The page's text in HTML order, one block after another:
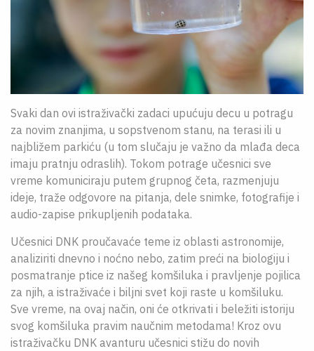
Svaki dan ovi istraživački zadaci upućuju decu u potragu
za novim znanjima, u sopstvenom stanu, na terasi ili u
najbližem parkiću (u tom slučaju je važno da mlađa deca
imaju pratnju odraslih). Tokom potrage učesnici sve
vreme komuniciraju putem grupnog četa, razmenjuju
ideje, traže odgovore na pitanja, dele snimke, fotografije i
audio-zapise prikupljenih podataka.
Učesnici DNK proučavaće teme iz oblasti astronomije,
analiziriti dnevno i noćno nebo, zatim preći na biologiju i
posmatranje ptice iz našeg komšiluka i pravljenje pojilica
za njih, a istraživaće i biljni svet koji raste u komšiluku.
Sve vreme, na ovaj način, oni će otkrivati i beležiti istoriju
svog komšiluka pravim naučnim metodama! Kroz ovu
istraživačku DNK avanturu učesnici stižu do novih